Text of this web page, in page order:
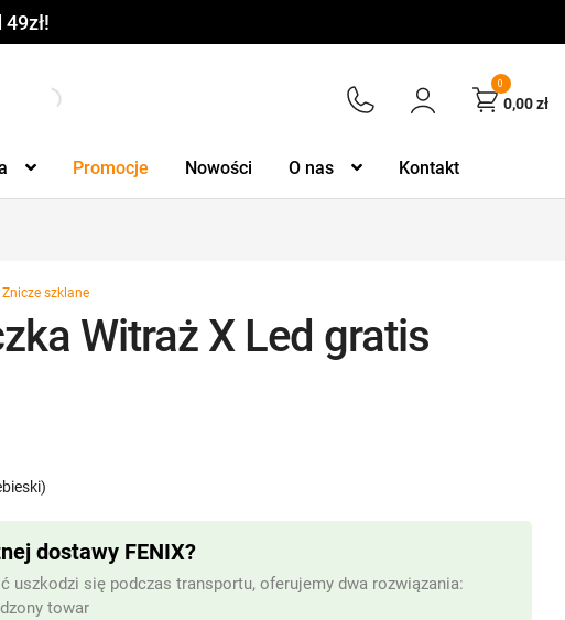
0
0,00zł
Promocje Nowości O nas Kontakt
Znicze szklane
Witraż X Led gratis
dostawy FENIX?
uszkodzi się podczas transportu, oferujemy dwa rozwiązania:
towar